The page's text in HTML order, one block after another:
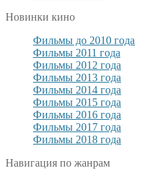
Новинки кино
Фильмы до 2010 года
Фильмы 2011 года
Фильмы 2012 года
Фильмы 2013 года
Фильмы 2014 года
Фильмы 2015 года
Фильмы 2016 года
Фильмы 2017 года
Фильмы 2018 года
Навигация по жанрам